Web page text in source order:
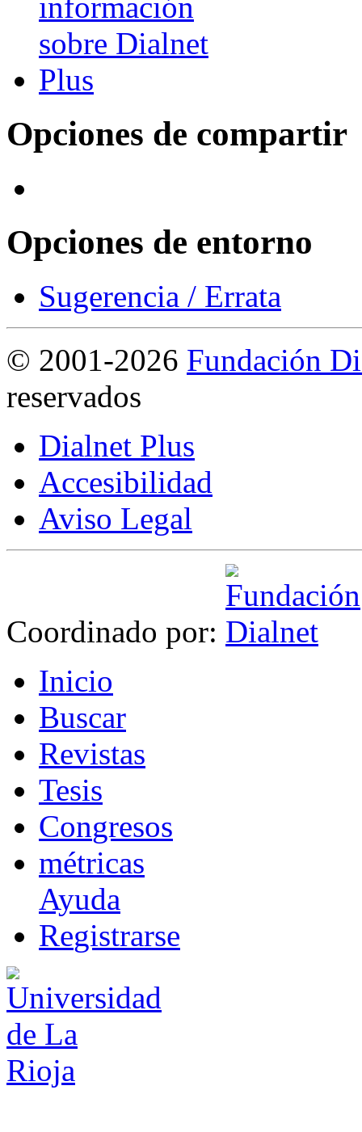
Opciones de compartir
Opciones de entorno
Sugerencia / Errata
© 2001-2026 Fundación
reservados
Dialnet Plus
Accesibilidad
Aviso Legal
Coordinado por:
Inicio
Buscar
Revistas
Tesis
Congresos
métricas
Ayuda
Registrarse